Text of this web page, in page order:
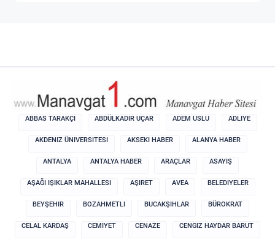
ABBAS TARAKÇI ABDÜLKADIR UÇAR ADEM USLU ADLIYE
AKDENIZ ÜNIVERSITESI AKSEKI HABER ALANYA HABER
ANTALYA ANTALYA HABER ARAÇLAR ASAYIŞ
AŞAĞI IŞIKLAR MAHALLESI AŞIRET AVEA BELEDIYELER
BEYŞEHIR BOZAHMETLI BUCAKŞIHLAR BÜROKRAT
CELAL KARDAŞ CEMIYET CENAZE CENGIZ HAYDAR BARUT